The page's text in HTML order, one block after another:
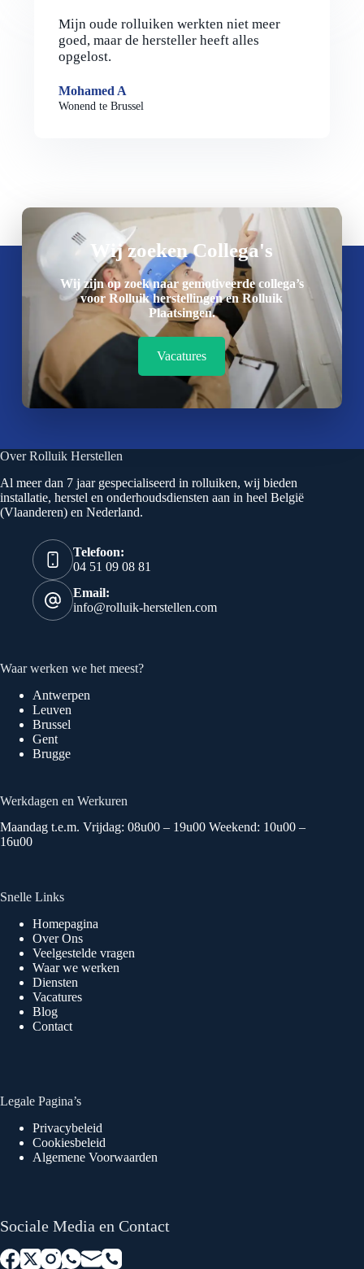
Mijn oude rolluiken werkten niet meer
goed, maar de hersteller heeft alles
opgelost.
Mohamed A
Wonend te Brussel
Wij zoeken Collega's
Wij zijn op zoek naar gemotiveerde collega’s
voor Rolluik herstellingen en Rolluik
Plaatsingen.
Vacatures
Over Rolluik Herstellen
Al meer dan 7 jaar gespecialiseerd in rolluiken, wij bieden
installatie, herstel en onderhoudsdiensten aan in heel België
(Vlaanderen) en Nederland.
Telefoon:
04 51 09 08 81
Email:
info@rolluik-herstellen.com
Waar werken we het meest?
Antwerpen
Leuven
Brussel
Gent
Brugge
Werkdagen en Werkuren
Maandag t.e.m. Vrijdag: 08u00 – 19u00 Weekend: 10u00 –
16u00
Snelle Links
Homepagina
Over Ons
Veelgestelde vragen
Waar we werken
Diensten
Vacatures
Blog
Contact
Legale Pagina’s
Privacybeleid
Cookiesbeleid
Algemene Voorwaarden
Sociale Media en Contact